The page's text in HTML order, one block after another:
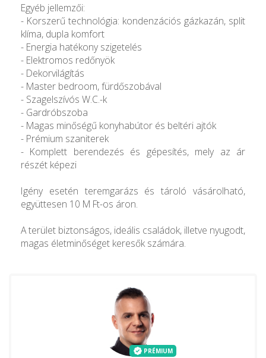
Egyéb jellemzői:
- Korszerű technológia: kondenzációs gázkazán, split
klíma, dupla komfort
- Energia hatékony szigetelés
- Elektromos redőnyök
- Dekorvilágítás
- Master bedroom, fürdőszobával
- Szagelszívós W.C.-k
- Gardróbszoba
- Magas minőségű konyhabútor és beltéri ajtók
- Prémium szaniterek
- Komplett berendezés és gépesítés, mely az ár
részét képezi
Igény esetén teremgarázs és tároló vásárolható,
együttesen 10 M Ft-os áron.
A terület biztonságos, ideális családok, illetve nyugodt,
magas életminőséget keresők számára.
PRÉMIUM